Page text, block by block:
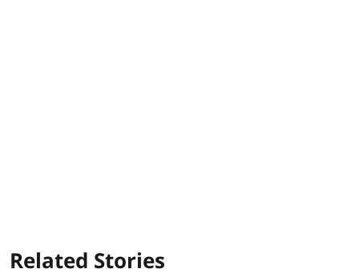
Related Stories